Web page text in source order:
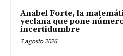
Anabel Forte, la
yeclana que pone
incertidumbre
7 agosto 2026